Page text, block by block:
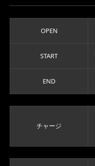
OPEN
START
END
チャージ